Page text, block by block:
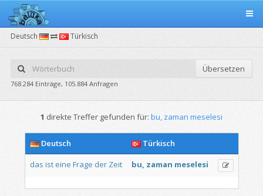
Deutsch Türkisch
Übersetzen
768.284 Einträge, 105.884 Anfragen
1 direkte Treffer gefunden für: bu, zaman meselesi
Deutsch
Türkisch
das ist eine Frage der Zeit bu, zaman meselesi